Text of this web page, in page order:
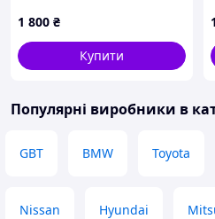
1 800 ₴
Купити
Популярні виробники в
GBT BMW Toyota
Nissan Hyundai